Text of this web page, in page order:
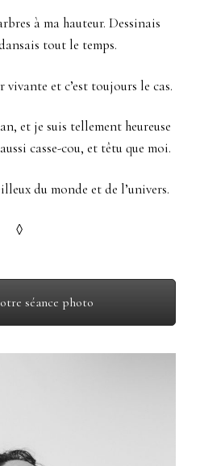
à ma hauteur. Dessinais
tout le temps.
vivante et c’est toujours le cas.
et je suis tellement heureuse
casse-cou, et têtu que moi.
du monde et de l’univers.
◊
séance photo